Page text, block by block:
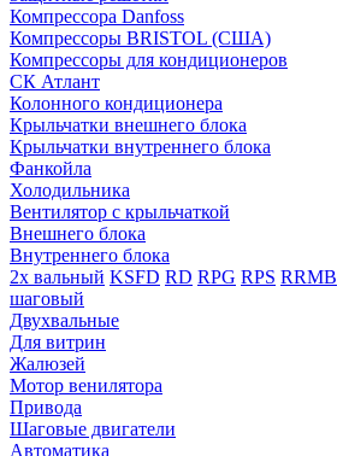
Компрессора Danfoss
Компрессоры BRISTOL (США)
Компрессоры для кондиционеров
СК Атлант
Колонного кондиционера
Крыльчатки внешнего блока
Крыльчатки внутреннего блока
Фанкойла
Холодильника
Вентилятор с крыльчаткой
Внешнего блока
Внутреннего блока
2х вальный KSFD RD RPG RPS RRMB
шаговый
Двухвальные
Для витрин
Жалюзей
Мотор венилятора
Привода
Шаговые двигатели
Автоматика